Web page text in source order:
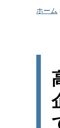
ホーム